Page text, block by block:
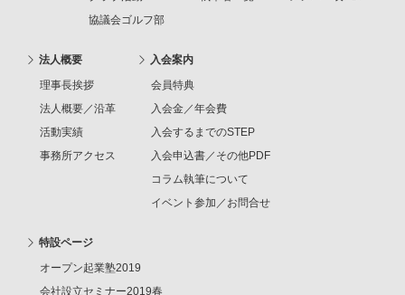
協議会ゴルフ部
法人概要
理事長挨拶
法人概要／沿革
活動実績
事務所アクセス
入会案内
会員特典
入会金／年会費
入会するまでのSTEP
入会申込書／その他PDF
コラム執筆について
イベント参加／お問合せ
特設ページ
オープン起業塾2019
会社設立セミナー2019春